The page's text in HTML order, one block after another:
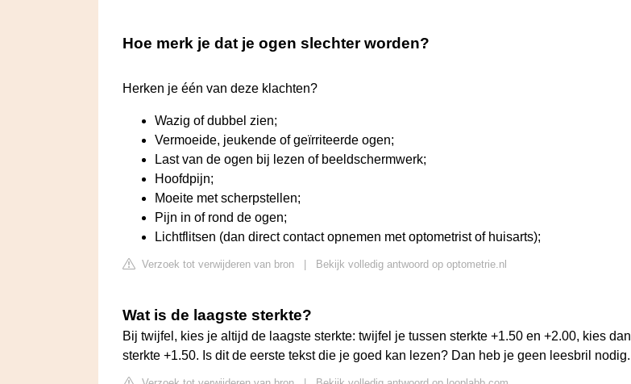
Hoe merk je dat je ogen slechter worden?
Herken je één van deze klachten?
Wazig of dubbel zien;
Vermoeide, jeukende of geïrriteerde ogen;
Last van de ogen bij lezen of beeldschermwerk;
Hoofdpijn;
Moeite met scherpstellen;
Pijn in of rond de ogen;
Lichtflitsen (dan direct contact opnemen met optometrist of huisarts);
Verzoek tot verwijderen van bron Bekijk volledig antwoord op optometrie.nl
Wat is de laagste sterkte?
Bij twijfel, kies je altijd de laagste sterkte: twijfel je tussen sterkte +1.50 en +2.00, kies dan
sterkte +1.50. Is dit de eerste tekst die je goed kan lezen? Dan heb je geen leesbril nodig.